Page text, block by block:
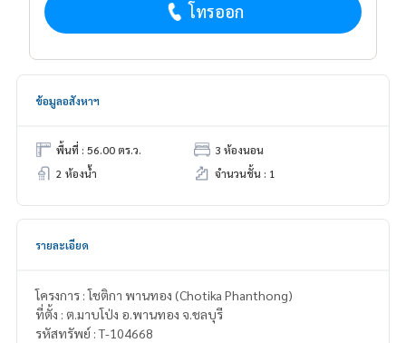
โทรออก
ข้อมูลอสังหาฯ
พื้นที่ : 56.00 ตร.ว.
3 ห้องนอน
2 ห้องน้ำ
จำนวนชั้น : 1
รายละเอียด
โครงการ : โชติกา พานทอง (Chotika Phanthong)
ที่ตั้ง : ต.มาบโป่ง อ.พานทอง จ.ชลบุรี
รหัสทรัพย์ : T-104668